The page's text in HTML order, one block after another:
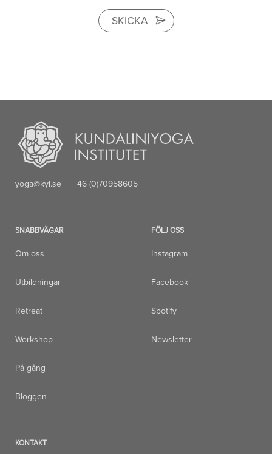
SKICKA
yoga@kyi.se | +46 (0)70958605
SNABBVÄGAR
Om oss
Utbildningar
Retreat
Workshop
På gång
Bloggen
FÖLJ OSS
Instagram
Facebook
Spotify
Newsletter
KONTAKT